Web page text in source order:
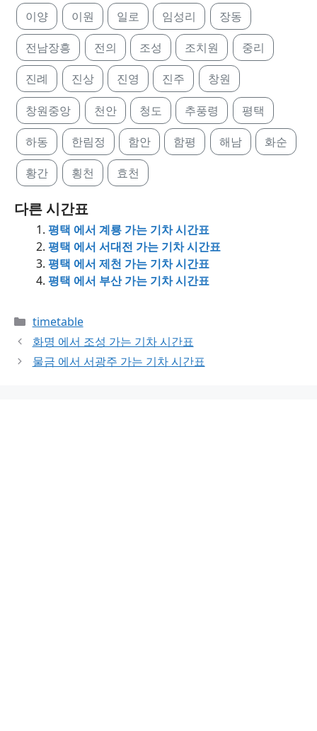
이양 이원 일로 임성리 장동
전남장흥 전의 조성 조치원 중리
진례 진상 진영 진주 창원
창원중앙 천안 청도 추풍령 평택
하동 한림정 함안 함평 해남 화순
황간 횡천 효천
다른 시간표
평택 에서 계룡 가는 기차 시간표
평택 에서 서대전 가는 기차 시간표
평택 에서 제천 가는 기차 시간표
평택 에서 부산 가는 기차 시간표
Categories
timetable
화명 에서 조성 가는 기차 시간표
물금 에서 서광주 가는 기차 시간표